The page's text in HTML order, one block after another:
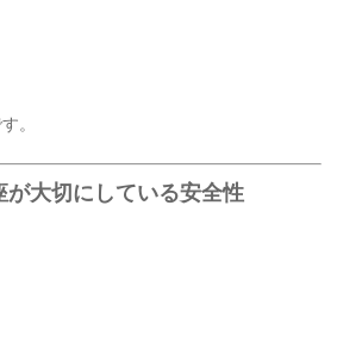
。
が大切にしている安全性